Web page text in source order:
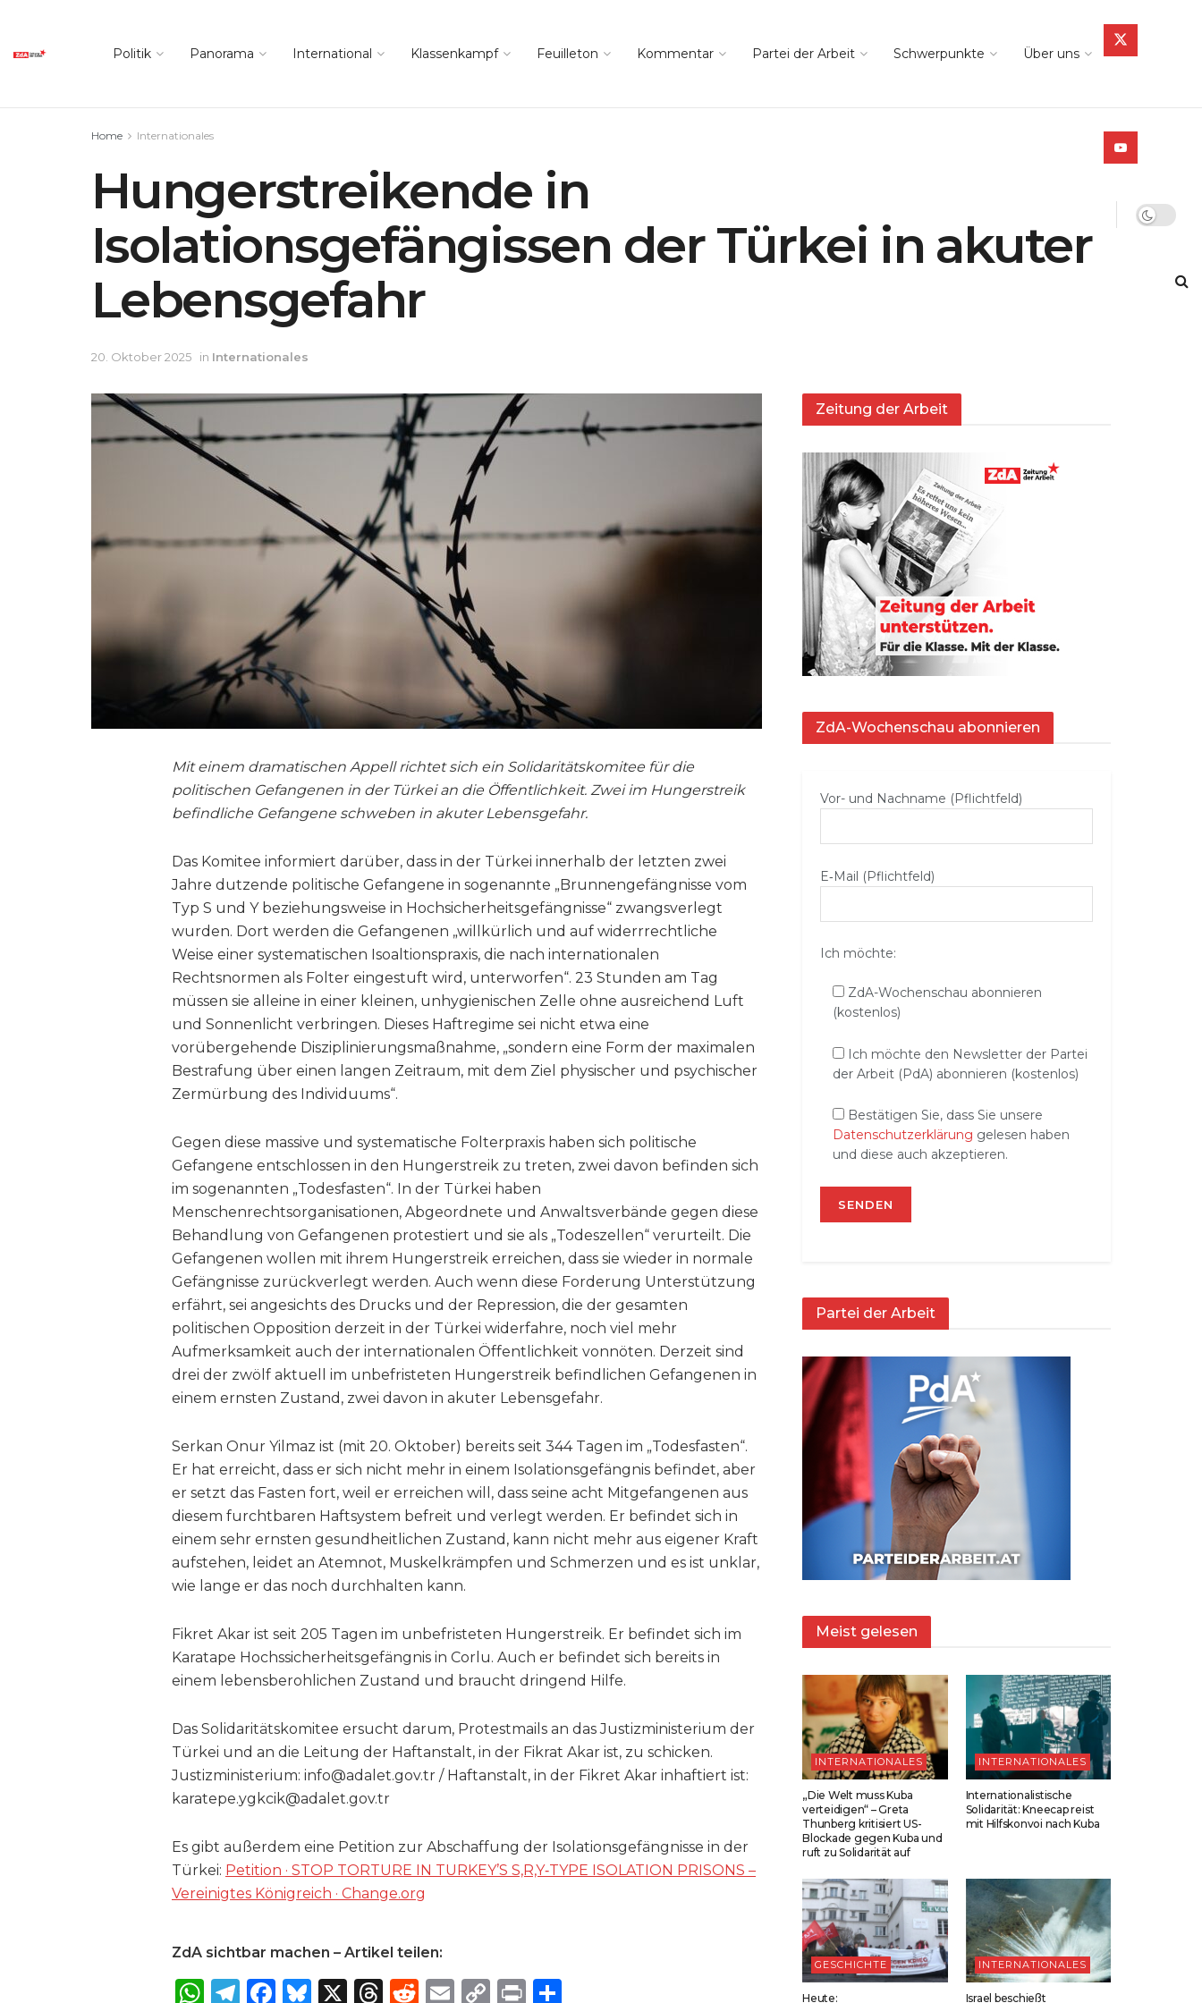
Politik Panorama International Klassenkampf Feuilleton Kommentar Partei der Arbeit Schwerpunkte Über uns
Home Internationales
Hungerstreikende in
Isolationsgefängissen der Türkei in akuter
Lebensgefahr
20. Oktober 2025 in Internationales
Mit einem dramatischen Appell richtet sich ein Solidaritätskomitee für die
politischen Gefangenen in der Türkei an die Öffentlichkeit. Zwei im Hungerstreik
befindliche Gefangene schweben in akuter Lebensgefahr.
Das Komitee informiert darüber, dass in der Türkei innerhalb der letzten zwei
Jahre dutzende politische Gefangene in sogenannte „Brunnengefängnisse vom
Typ S und Y beziehungsweise in Hochsicherheitsgefängnisse“ zwangsverlegt
wurden. Dort werden die Gefangenen „willkürlich und auf widerrrechtliche
Weise einer systematischen Isoaltionspraxis, die nach internationalen
Rechtsnormen als Folter eingestuft wird, unterworfen“. 23 Stunden am Tag
müssen sie alleine in einer kleinen, unhygienischen Zelle ohne ausreichend Luft
und Sonnenlicht verbringen. Dieses Haftregime sei nicht etwa eine
vorübergehende Disziplinierungsmaßnahme, „sondern eine Form der maximalen
Bestrafung über einen langen Zeitraum, mit dem Ziel physischer und psychischer
Zermürbung des Individuums“.
Gegen diese massive und systematische Folterpraxis haben sich politische
Gefangene entschlossen in den Hungerstreik zu treten, zwei davon befinden sich
im sogenannten „Todesfasten“. In der Türkei haben
Menschenrechtsorganisationen, Abgeordnete und Anwaltsverbände gegen diese
Behandlung von Gefangenen protestiert und sie als „Todeszellen“ verurteilt. Die
Gefangenen wollen mit ihrem Hungerstreik erreichen, dass sie wieder in normale
Gefängnisse zurückverlegt werden. Auch wenn diese Forderung Unterstützung
erfährt, sei angesichts des Drucks und der Repression, die der gesamten
politischen Opposition derzeit in der Türkei widerfahre, noch viel mehr
Aufmerksamkeit auch der internationalen Öffentlichkeit vonnöten. Derzeit sind
drei der zwölf aktuell im unbefristeten Hungerstreik befindlichen Gefangenen in
einem ernsten Zustand, zwei davon in akuter Lebensgefahr.
Serkan Onur Yilmaz ist (mit 20. Oktober) bereits seit 344 Tagen im „Todesfasten“.
Er hat erreicht, dass er sich nicht mehr in einem Isolationsgefängnis befindet, aber
er setzt das Fasten fort, weil er erreichen will, dass seine acht Mitgefangenen aus
diesem furchtbaren Haftsystem befreit und verlegt werden. Er befindet sich in
einem sehr ernsten gesundheitlichen Zustand, kann nicht mehr aus eigener Kraft
aufstehen, leidet an Atemnot, Muskelkrämpfen und Schmerzen und es ist unklar,
wie lange er das noch durchhalten kann.
Fikret Akar ist seit 205 Tagen im unbefristeten Hungerstreik. Er befindet sich im
Karatape Hochssicherheitsgefängnis in Corlu. Auch er befindet sich bereits in
einem lebensberohlichen Zustand und braucht dringend Hilfe.
Das Solidaritätskomitee ersucht darum, Protestmails an das Justizministerium der
Türkei und an die Leitung der Haftanstalt, in der Fikrat Akar ist, zu schicken.
Justizministerium: info@adalet.gov.tr / Haftanstalt, in der Fikret Akar inhaftiert ist:
karatepe.ygkcik@adalet.gov.tr
Es gibt außerdem eine Petition zur Abschaffung der Isolationsgefängnisse in der
Türkei: Petition · STOP TORTURE IN TURKEY’S S,R,Y‑TYPE ISOLATION PRISONS –
Vereinigtes Königreich · Change​.org
ZdA sichtbar machen – Artikel teilen:
W T
F
B X
T
R
E
C
P
Zeitung der Arbeit
ZdA-Wochenschau abonnieren
Vor- und Nachname (Pflichtfeld)
E‑Mail (Pflichtfeld)
Ich möchte:
ZdA-Wochenschau abonnieren
(kostenlos)
Ich möchte den Newsletter der Partei
der Arbeit (PdA) abonnieren (kostenlos)
Bestätigen Sie, dass Sie unsere
Datenschutzerklärung gelesen haben
und diese auch akzeptieren.
Partei der Arbeit
Meist gelesen
INTERNATIONALES
„Die Welt muss Kuba
verteidigen“ – Greta
Thunberg kritisiert US-
Blockade gegen Kuba und
ruft zu Solidarität auf
INTERNATIONALES
Internationalistische
Solidarität: Kneecap reist
mit Hilfskonvoi nach Kuba
GESCHICHTE
Heute:
INTERNATIONALES
Israel beschießt